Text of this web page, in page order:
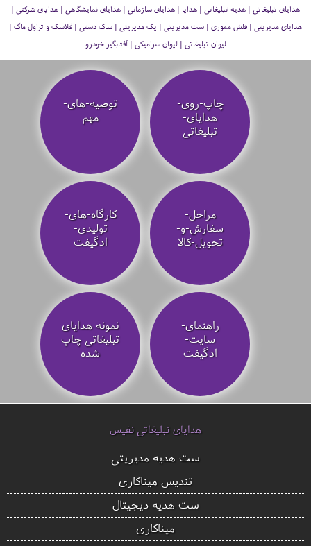
هدایای تبلیغاتی | هدیه تبلیغاتی | هدایا | هدایای سازمانی | هدایای نمایشگاهی | هدایای شرکتی |
هدایای مدیریتی | فلش مموری | ست مدیریتی | پک مدیریتی | ساک دستی | فلاسک و تراول ماگ |
لیوان تبلیغاتی | لیوان سرامیکی | آفتابگیر خودرو
چاپ-روی-
هدایای-
تبلیغاتی
توصیه‌-های-
مهم
مراحل-
سفارش-و-
تحویل-کالا
کارگاه-های-
تولیدی-
ادگیفت
راهنمای-
سایت-
ادگیفت
نمونه هدایای
تبلیغاتی چاپ
شده
هدایای تبلیغاتی نفیس
ست هدیه مدیریتی
تندیس میناکاری
ست هدیه دیجیتال
میناکاری